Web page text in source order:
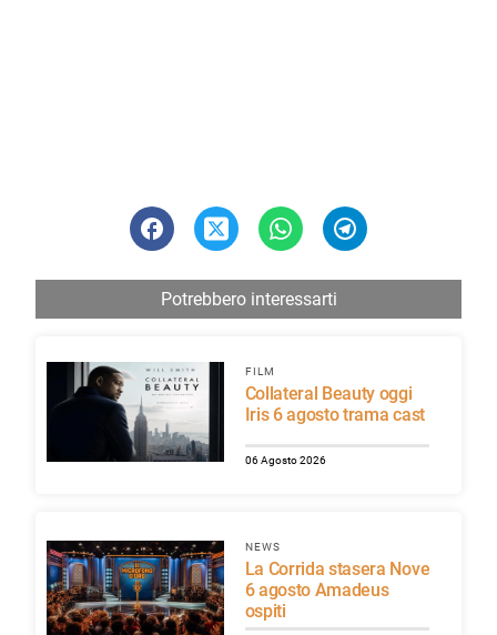
Potrebbero interessarti
FILM
Collateral Beauty oggi
Iris 6 agosto trama cast
06 Agosto 2026
NEWS
La Corrida stasera Nove
6 agosto Amadeus
ospiti